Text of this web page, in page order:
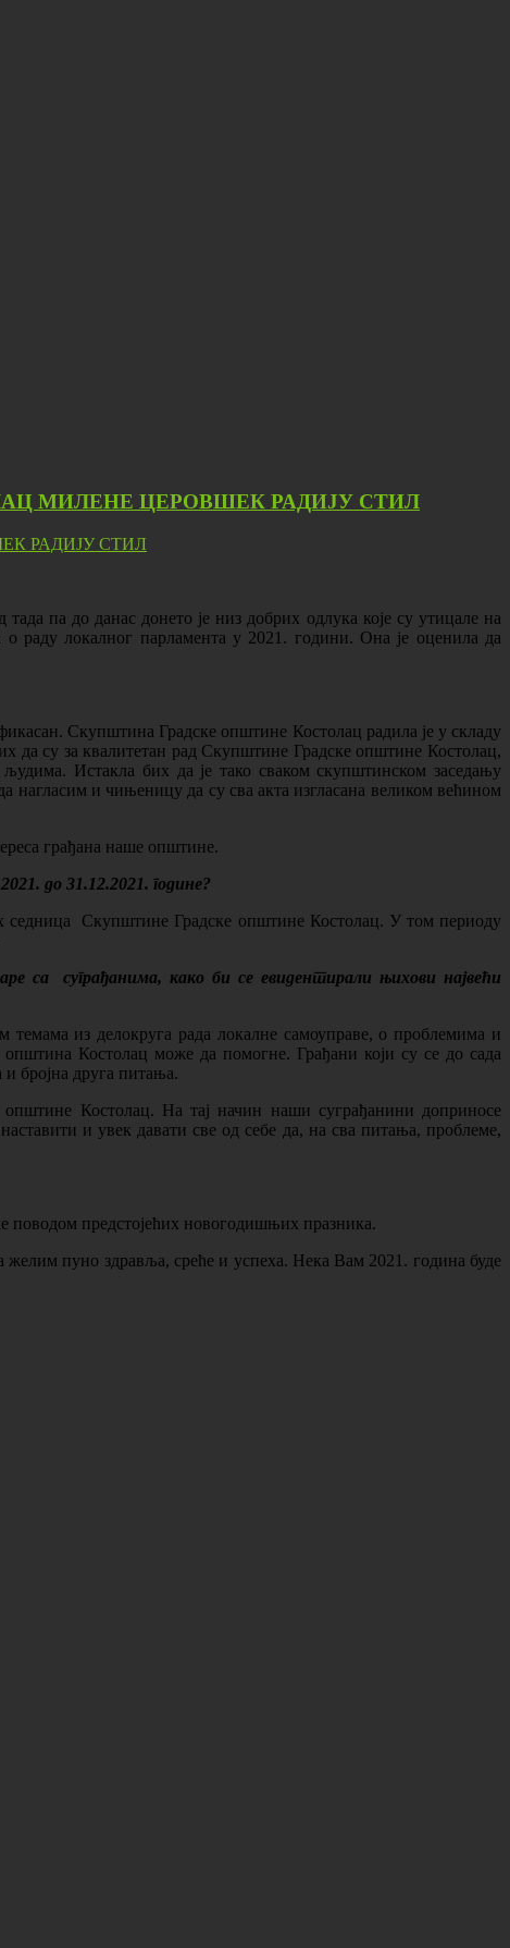
МИЛЕНЕ ЦЕРОВШЕК РАДИЈУ СТИЛ
па до данас донето је низ добрих одлука које су утицале на
раду локалног парламента у 2021. години. Она је оценила да
Скупштина Градске општине Костолац радила је у складу
да су за квалитетан рад Скупштине Градске општине Костолац,
Истакла бих да је тако сваком скупштинском заседању
нагласим и чињеницу да су свa акта изгласана великом већином
грађана наше општине.
до 31.12.2021. године?
седница Скупштине Градске општине Костолац. У том периоду
са суграђанима, како би се евидентирали њихови највећи
темама из делокруга рада локалне самоуправе, о проблемима и
Костолац може да помогне. Грађани који су се до сада
бројна друга питања.
Костолац. На тај начин наши суграђанини доприносе
и увек давати све од себе да, на сва питања, проблеме,
поводом предстојећих новогодишњих празника.
пуно здравља, среће и успеха. Нека Вам 2021. година буде